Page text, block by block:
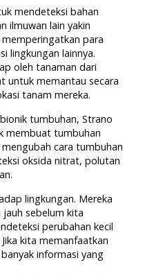
mendeteksi bahan
ilmuwan lain yakin
para
lingkungan lainnya.
oleh tanaman dari
untuk memantau secara
tanam mereka.
tumbuhan, Strano
membuat tumbuhan
cara tumbuhan
oksida nitrat, polutan
lingkungan. Mereka
sebelum kita
perubahan kecil
kita memanfaatkan
informasi yang